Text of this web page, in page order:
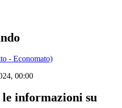
- Economato)
00:00
le informazioni su